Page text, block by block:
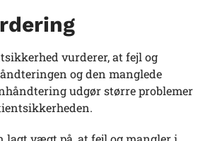
vurderer, at fejl og
og den manglede
udgør større problemer